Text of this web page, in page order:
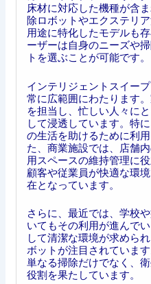
床材に対応した機種が含
除ロボットやエクステリ
用途に特化したモデルも
ーザーは自身のニーズや
トを選ぶことが可能です。
インテリジェントスイー
常に広範囲にわたります
を担当し、忙しい人々に
して浸透しています。特
の生活を助けるために利
た、商業施設では、店舗
用スペースの維持管理に
顧客や従業員が快適な環
在となっています。
さらに、最近では、学校
いてもその利用が進んで
して清潔な環境が求めら
ボットが注目されていま
単なる掃除だけでなく、
役割を果たしています。